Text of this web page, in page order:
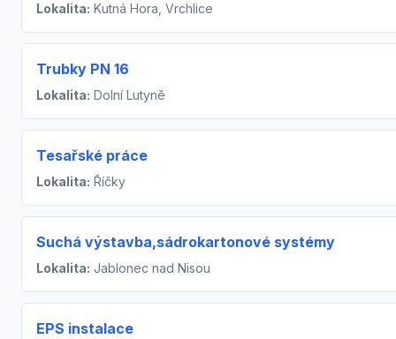
Lokalita: Kutná Hora, Vrchlice
Trubky PN 16
Lokalita: Dolní Lutyně
Tesařské práce
Lokalita: Říčky
Suchá výstavba,sádrokartonové systémy
Lokalita: Jablonec nad Nisou
EPS instalace